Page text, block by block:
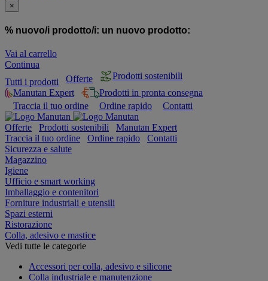
×
% nuovo/i prodotto/i: un nuovo prodotto:
Vai al carrello
Continua
Tutti i prodotti
Offerte
Prodotti sostenibili
Manutan Expert
Prodotti in pronta consegna
Traccia il tuo ordine
Ordine rapido Contatti
Offerte Prodotti sostenibili
Manutan Expert
Traccia il tuo ordine
Ordine rapido
Contatti
Sicurezza e salute
Magazzino
Igiene
Ufficio e smart working
Imballaggio e contenitori
Forniture industriali e utensili
Spazi esterni
Ristorazione
Colla, adesivo e mastice
Vedi tutte le categorie
Accessori per colla, adesivo e silicone
Colla industriale e manutenzione